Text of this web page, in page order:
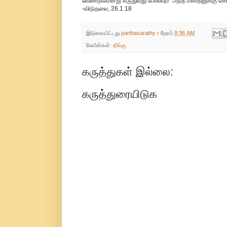
-விடுதலை, 26.1.18
இடுகையிட்டது parthasarathy r நேரம் 8:36 AM
லேபிள்கள்: தீங்கு
கருத்துகள் இல்லை:
கருத்துரையிடுக